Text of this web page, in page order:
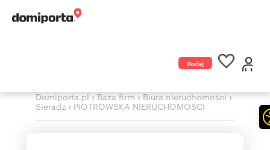
Dodaj
Domiporta.pl›Baza firm›Biura nieruchomości›
Sieradz › PIOTROWSKA NIERUCHOMOŚCI